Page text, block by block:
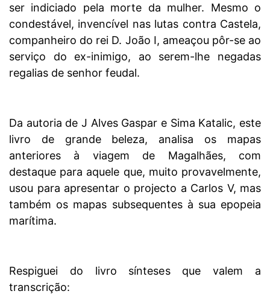
ser indiciado pela morte da mulher. Mesmo o
condestável, invencível nas lutas contra Castela,
companheiro do rei D. João I, ameaçou pôr-se ao
serviço do ex-inimigo, ao serem-lhe negadas
regalias de senhor feudal.
Da autoria de J Alves Gaspar e Sima Katalic, este
livro de grande beleza, analisa os mapas
anteriores à viagem de Magalhães, com
destaque para aquele que, muito provavelmente,
usou para apresentar o projecto a Carlos V, mas
também os mapas subsequentes à sua epopeia
marítima.
Respiguei do livro sínteses que valem a
transcrição: